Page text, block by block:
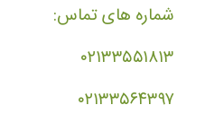
شماره های تماس:
۰۲۱۳۳۵۵۱۸۱۳
۰۲۱۳۳۵۶۴۳۹۷